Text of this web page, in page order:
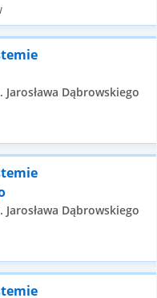
Dąbrowskiego
Dąbrowskiego